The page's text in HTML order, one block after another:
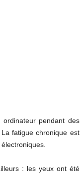
pendant des
fatigue chronique est
: les yeux ont été